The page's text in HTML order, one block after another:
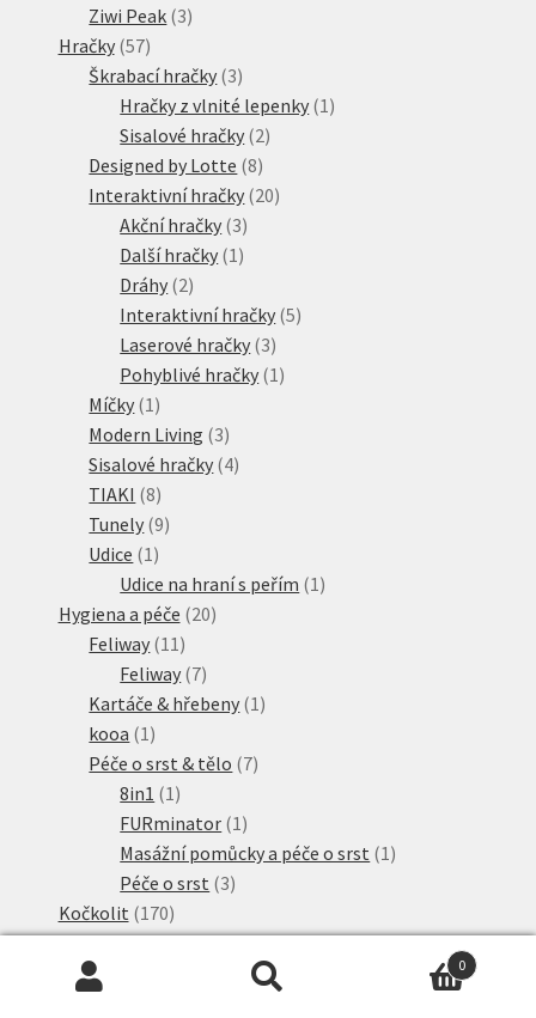
Ziwi Peak 33
Hračky 5757
produktů
Škrabací hračky 33
produkty
Hračky z vlnité lepenky 1 1
Sisalové hračky 22
Designed by Lotte 88
produktů
Interaktivní hračky 2020
Akční hračky 33
produkty
Další hračky 1 1
Dráhy 22
produkty
Interaktivní hračky 55
Laserové hračky 33
produkty
Pohyblivé hračky 1 1
Míčky 1 1
produkt
Modern Living 33
produkty
Sisalové hračky 44
TIAKI 88
produktů
Tunely 99
Udice 1 1
produkt
Udice na hraní s peřím 1 1
Hygiena a péče 2020
Feliway 11 11
produktů
Feliway 77
produktů
Kartáče & hřebeny 1 1
kooa 1 1
produkt
Péče o srst & tělo 77
8in1 1 1
produkt
FURminator 1 1
produkt
Masážní pomůcky a péče o srst 1 1
Péče o srst 33
Kočkolit 170170
produktů
Advance 11
Almo Nature 0